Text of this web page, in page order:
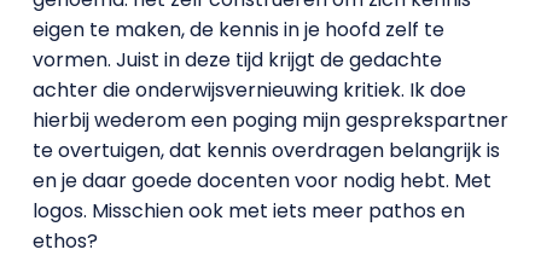
eigen te maken, de kennis in je hoofd zelf te
vormen. Juist in deze tijd krijgt de gedachte
achter die onderwijsvernieuwing kritiek. Ik doe
hierbij wederom een poging mijn gesprekspartner
te overtuigen, dat kennis overdragen belangrijk is
en je daar goede docenten voor nodig hebt. Met
logos. Misschien ook met iets meer pathos en
ethos?